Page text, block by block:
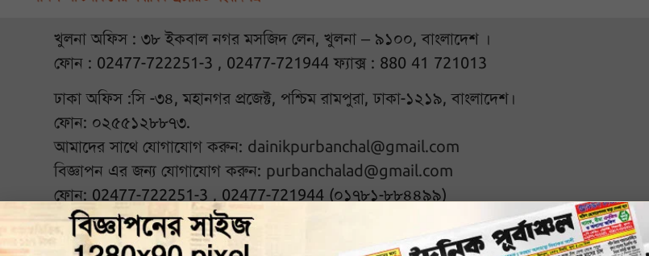
খুলনা অফিস : ৩৮ ইকবাল নগর মসজিদ লেন, খুলনা – ৯১০০, বাংলাদেশ ।
ফোন : 02477-722251-3 , 02477-721944 ফ্যাক্স : 880 41 721013
ঢাকা অফিস :সি -৩৪, মহানগর প্রজেক্ট, পশ্চিম রামপুরা, ঢাকা-১২১৯, বাংলাদেশ।
ফোন: ০২৫৫১২৮৮৭৩.
আমাদের সাথে যোগাযোগ করুন: dainikpurbanchal@gmail.com
বিজ্ঞাপন এর জন্য যোগাযোগ করুন: purbanchalad@gmail.com
ফোন: 02477-722251-3 , 02477-721944 (০১৭৮১-৮৮৪৪৯৯)
আমাদের সঙ্গে থাকুন :